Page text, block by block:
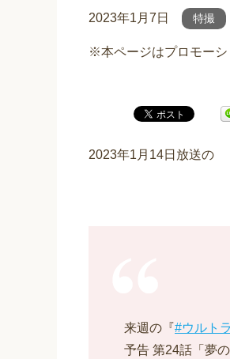
2023年1月7日 特撮
※本ページはプロモー
2023年1月14日放送の
来週の『#ウルト
予告 第24話「夢の